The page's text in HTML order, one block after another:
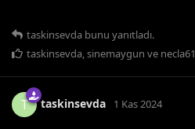
taskinsevda bunu yanıtladı.
taskinsevda,sinemaygun ve necla61
T taskinsevda 1 Kas 2024